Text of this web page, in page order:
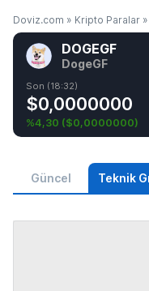
Doviz.com » Kripto Paralar »
DOGEGF
DogeGF
Son (18:32)
$0,0000000
%4,30 ($0,0000000)
Güncel Teknik